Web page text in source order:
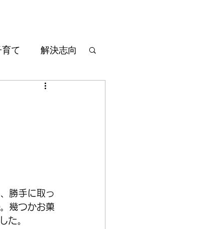
て 解決志向
勝手に取っ
幾つかお菓
た。